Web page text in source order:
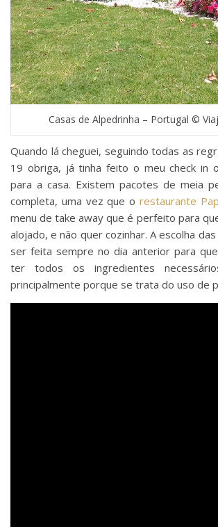
Casas de Alpedrinha – Portugal ©
Quando lá cheguei, seguindo todas as
19 obriga, já tinha feito o meu check in
para a casa. Existem pacotes de meia
completa, uma vez que o restaurante
menu de take away que é perfeito para
alojado, e não quer cozinhar. A escolha
ser feita sempre no dia anterior para
ter todos os ingredientes
principalmente porque se trata do uso de